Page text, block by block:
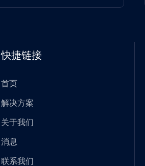
快捷链接
首页
解决方案
关于我们
消息
联系我们